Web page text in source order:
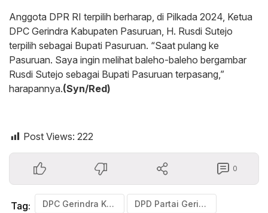
Anggota DPR RI terpilih berharap, di Pilkada 2024, Ketua
DPC Gerindra Kabupaten Pasuruan, H. Rusdi Sutejo
terpilih sebagai Bupati Pasuruan. “Saat pulang ke
Pasuruan. Saya ingin melihat baleho-baleho bergambar
Rusdi Sutejo sebagai Bupati Pasuruan terpasang,”
harapannya.(Syn/Red)
Post Views: 222
0
Tag: DPC Gerindra Kabupaten Pasuruan DPD Partai Gerindra